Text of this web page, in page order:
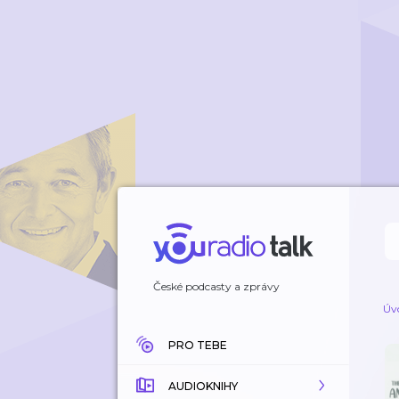
České podcasty a zprávy
PRO TEBE
AUDIOKNIHY